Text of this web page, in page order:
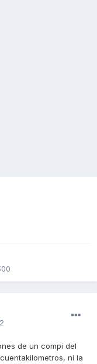
de un compi del
ni la